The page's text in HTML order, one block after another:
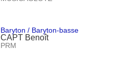
Baryton / Baryton-basse
CAPT Benoît
PRM